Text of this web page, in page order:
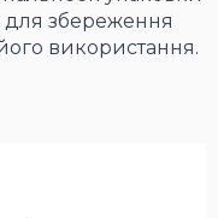
для збереження
використання.